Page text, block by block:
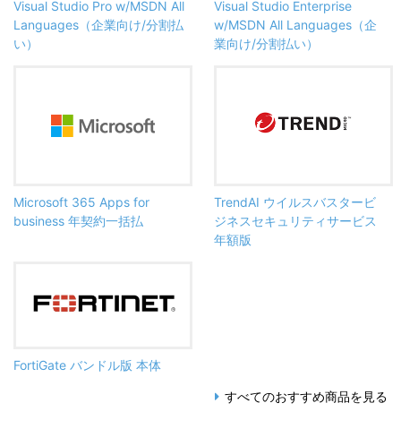
Visual Studio Pro w/MSDN All
Languages（企業向け/分割払
い）
Visual Studio Enterprise
w/MSDN All Languages（企
業向け/分割払い）
Microsoft 365 Apps for
business 年契約一括払
TrendAI ウイルスバスタービ
ジネスセキュリティサービス
年額版
FortiGate バンドル版 本体
すべてのおすすめ商品を見る